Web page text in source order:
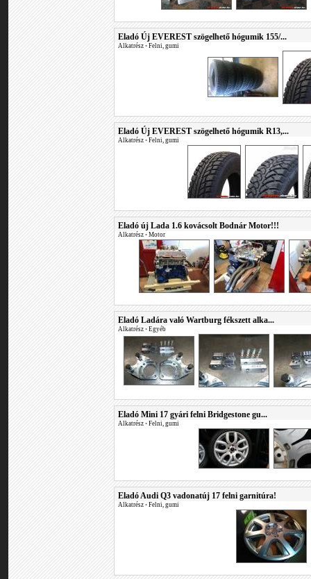
Eladó Új EVEREST szögelhető hógumik 155/...
Alkatrész • Felni, gumi
Eladó Új EVEREST szögelhető hógumik R13,...
Alkatrész • Felni, gumi
Eladó új Lada 1.6 kovácsolt Bodnár Motor!!!
Alkatrész • Motor
Eladó Ladára való Wartburg fékszett alka...
Alkatrész • Egyéb
Eladó Mini 17 gyári felni Bridgestone gu...
Alkatrész • Felni, gumi
Eladó Audi Q3 vadonatúj 17 felni garnitúra!
Alkatrész • Felni, gumi